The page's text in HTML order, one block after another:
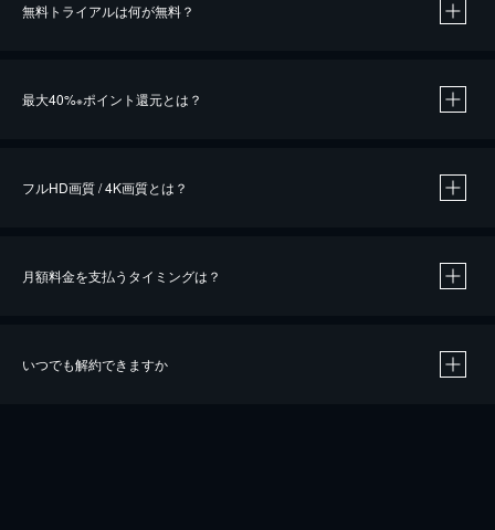
無料トライアルは何が無料？
最大40%※ポイント還元とは？
※40％ポイント還元の対象は、クレジットカード決済による作品の購入 / レンタルです。
フルHD画質 / 4K画質とは？
月額料金を支払うタイミングは？
いつでも解約できますか